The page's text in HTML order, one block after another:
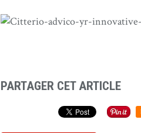
PARTAGER CET ARTICLE